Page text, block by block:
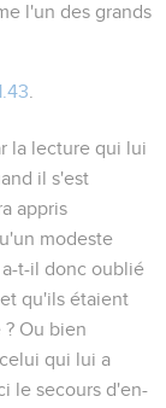
l'un des grands
la lecture qui lui
il s'est
appris
modeste
a-t-il donc oublié
qu'ils étaient
Ou bien
qui lui a
le secours d'en-